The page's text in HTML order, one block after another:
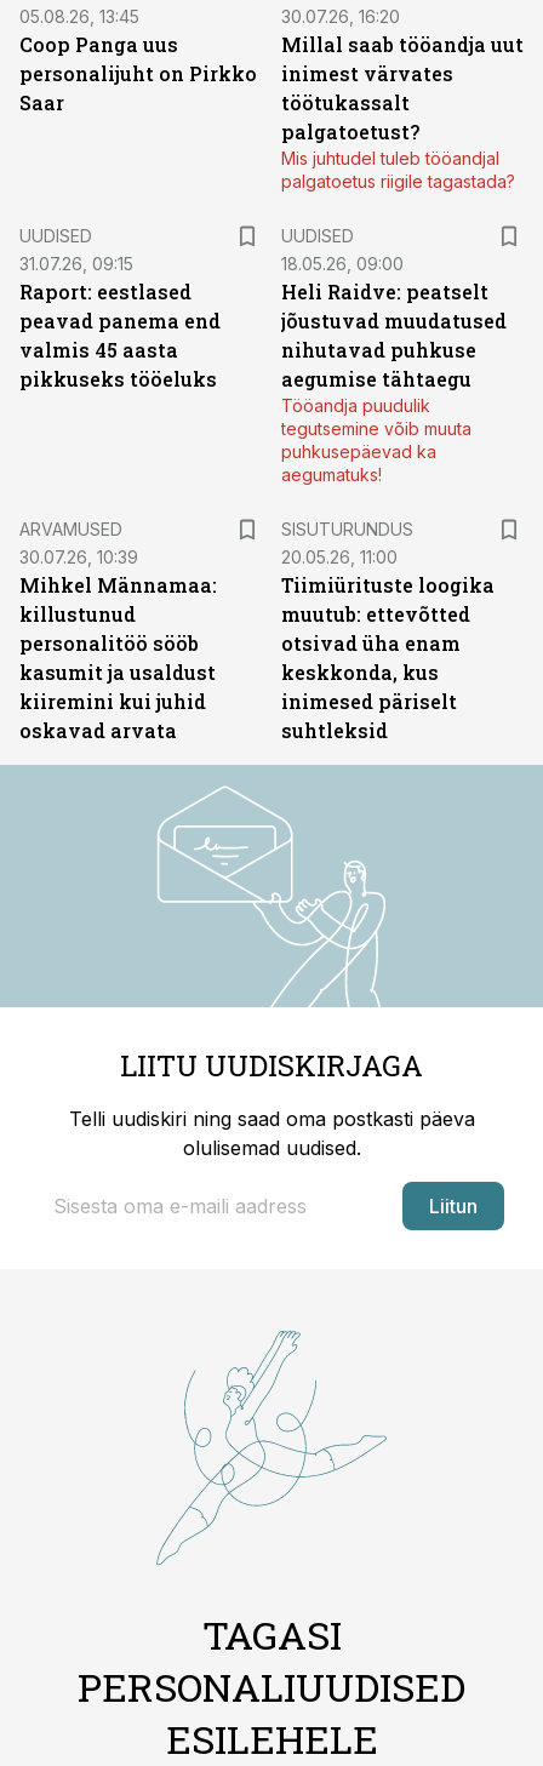
05.08.26, 13:45
Coop Panga uus
personalijuht on Pirkko
Saar
30.07.26, 16:20
Millal saab tööandja uut
inimest värvates
töötukassalt
palgatoetust?
Mis juhtudel tuleb tööandjal
palgatoetus riigile tagastada?
UUDISED
31.07.26, 09:15
Raport: eestlased
peavad panema end
valmis 45 aasta
pikkuseks tööeluks
UUDISED
18.05.26, 09:00
Heli Raidve: peatselt
jõustuvad muudatused
nihutavad puhkuse
aegumise tähtaegu
Tööandja puudulik
tegutsemine võib muuta
puhkusepäevad ka
aegumatuks!
ARVAMUSED
30.07.26, 10:39
Mihkel Männamaa:
killustunud
personalitöö sööb
kasumit ja usaldust
kiiremini kui juhid
oskavad arvata
SISUTURUNDUS
20.05.26, 11:00
Tiimiürituste loogika
muutub: ettevõtted
otsivad üha enam
keskkonda, kus
inimesed päriselt
suhtleksid
LIITU UUDISKIRJAGA
Telli uudiskiri ning saad oma postkasti päeva
olulisemad uudised.
Liitun
TAGASI
PERSONALIUUDISED
ESILEHELE